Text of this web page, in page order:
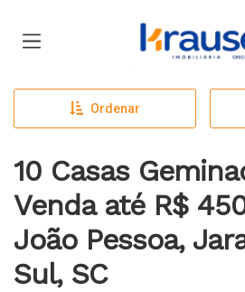
Página inicial
Ordenar
10 Casas
Venda até R$
João Pessoa,
Sul, SC